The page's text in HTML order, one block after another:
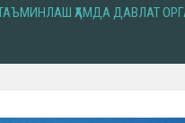
ҲАМДА ДАВЛАТ